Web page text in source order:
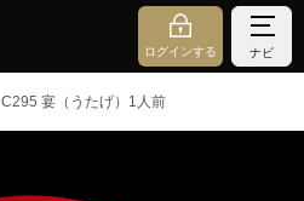
ログインする ナビ
C295 宴（うたげ）1人前